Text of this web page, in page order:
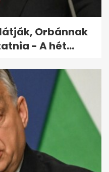
Orbánnak
- A hét...